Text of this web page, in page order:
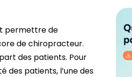
permettre de
de chiropracteur.
des patients. Pour
des patients, l’une des